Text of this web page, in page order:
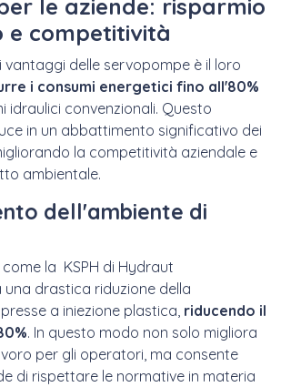
le aziende: risparmio
e competitività
vantaggi delle servopompe è il loro
i consumi energetici fino all'80%
idraulici convenzionali. Questo
in un abbattimento significativo dei
la competitività aziendale e
ambientale.
dell'ambiente di
come la KSPH di Hydraut
drastica riduzione della
a iniezione plastica, riducendo il
. In questo modo non solo migliora
per gli operatori, ma consente
di rispettare le normative in materia